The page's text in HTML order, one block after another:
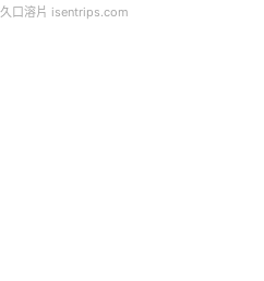
口溶片 isentrips.com